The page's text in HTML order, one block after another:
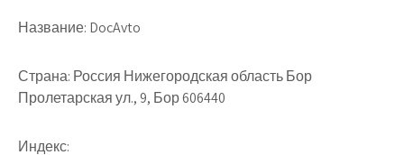
Название: DocAvto
Страна: Россия Нижегородская область Бор
Пролетарская ул., 9, Бор 606440
Индекс: